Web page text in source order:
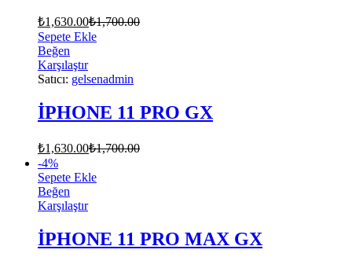
₺1,630.00₺1,700.00
Sepete Ekle
Beğen
Karşılaştır
Satıcı: gelsenadmin
İPHONE 11 PRO GX
₺1,630.00₺1,700.00
-4%
Sepete Ekle
Beğen
Karşılaştır
İPHONE 11 PRO MAX GX